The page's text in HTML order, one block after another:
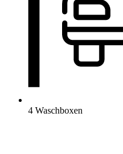
4 Waschboxen